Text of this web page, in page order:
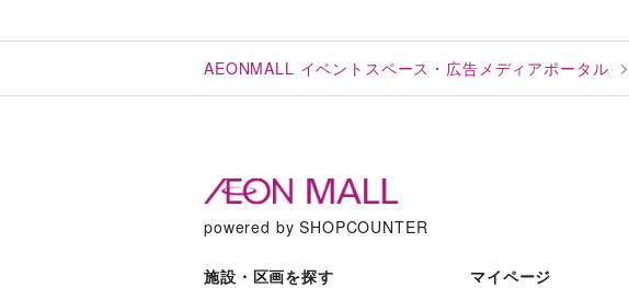
AEONMALL イベントスペース・広告メディアポータル
powered by SHOPCOUNTER
施設・区画を探す
マイページ